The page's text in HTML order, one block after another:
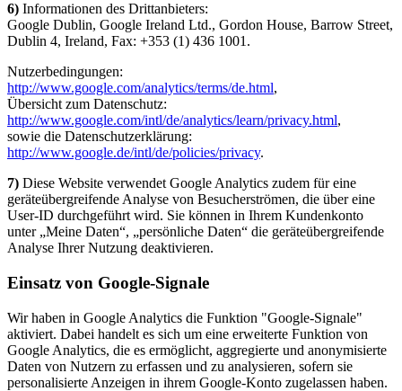
6) Informationen des Drittanbieters:
Google Dublin, Google Ireland Ltd., Gordon House, Barrow Street,
Dublin 4, Ireland, Fax: +353 (1) 436 1001.
Nutzerbedingungen:
http://www.google.com/analytics/terms/de.html,
Übersicht zum Datenschutz:
http://www.google.com/intl/de/analytics/learn/privacy.html,
sowie die Datenschutzerklärung:
http://www.google.de/intl/de/policies/privacy.
7) Diese Website verwendet Google Analytics zudem für eine
geräteübergreifende Analyse von Besucherströmen, die über eine
User-ID durchgeführt wird. Sie können in Ihrem Kundenkonto
unter „Meine Daten“, „persönliche Daten“ die geräteübergreifende
Analyse Ihrer Nutzung deaktivieren.
Einsatz von Google-Signale
Wir haben in Google Analytics die Funktion "Google-Signale"
aktiviert. Dabei handelt es sich um eine erweiterte Funktion von
Google Analytics, die es ermöglicht, aggregierte und anonymisierte
Daten von Nutzern zu erfassen und zu analysieren, sofern sie
personalisierte Anzeigen in ihrem Google-Konto zugelassen haben.